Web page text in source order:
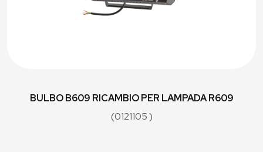
BULBO B609 RICAMBIO PER LAMPADA R609
(0121105 )